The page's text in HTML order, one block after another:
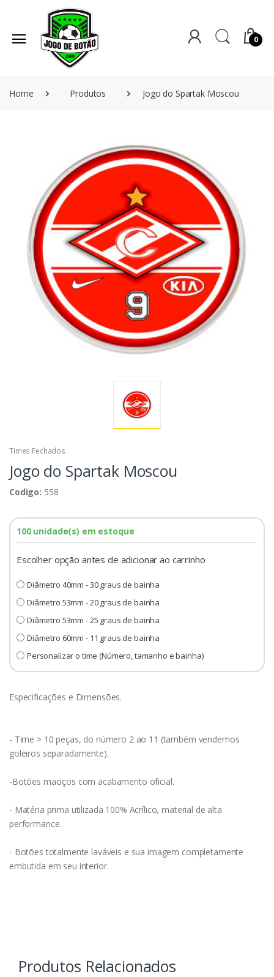
0
Home Produtos Jogo do Spartak Moscou
Times Fechados
Jogo do Spartak Moscou
Codigo: 558
100 unidade(s) em estoque
Escolher opção antes de adicionar ao carrinho
Diâmetro 40mm - 30 graus de bainha
Diâmetro 53mm - 20 graus de bainha
Diâmetro 53mm - 25 graus de bainha
Diâmetro 60mm - 11 graus de bainha
Personalizar o time (Número, tamanho e bainha)
Especificações e Dimensões.
- Time > 10 peças, do número 2 ao 11 (também vendemos
goleiros separadamente).
-Botões maciços com acabamento oficial.
- Matéria prima utilizada 100% Acrílico, material de alta
performance.
- Botões totalmente laváveis e sua imagem completamente
embutida em seu interior.
Produtos Relacionados